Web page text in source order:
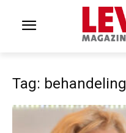
Tag: behandeling